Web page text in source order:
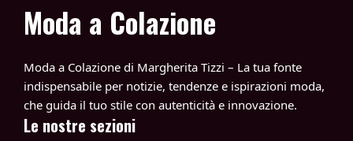
Moda a Colazione
Moda a Colazione di Margherita Tizzi – La tua fonte
indispensabile per notizie, tendenze e ispirazioni moda,
che guida il tuo stile con autenticità e innovazione.
Le nostre sezioni